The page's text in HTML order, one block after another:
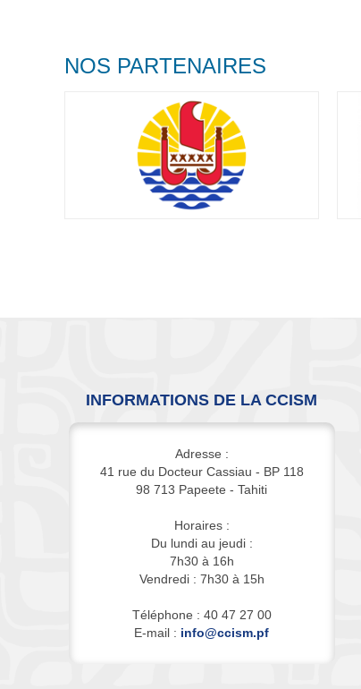
NOS PARTENAIRES
INFORMATIONS DE LA CCISM
Adresse :
41 rue du Docteur Cassiau - BP 118
98 713 Papeete - Tahiti
Horaires :
Du lundi au jeudi :
7h30 à 16h
Vendredi : 7h30 à 15h
Téléphone : 40 47 27 00
E-mail : info@ccism.pf